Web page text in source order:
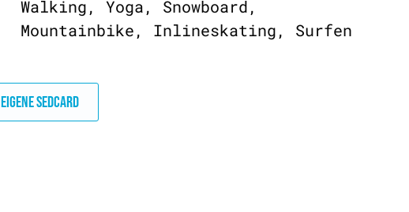
Walking, Yoga, Snowboard,
Mountainbike, Inlineskating, Surfen
EIGENE SEDCARD